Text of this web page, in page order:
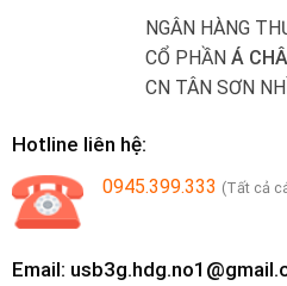
NGÂN HÀNG
CỔ PHẦN Á
CN TÂN SƠN
Hotline liên hệ:
0945.399.333 (Tất cả
Email: